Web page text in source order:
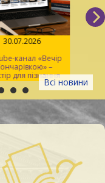
Всі новини
30.07.2026
канал «Вечір
–
для пізнання
натхнення